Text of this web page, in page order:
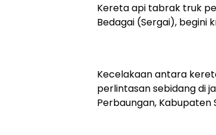
Kereta api tabrak truk
Bedagai (Sergai), begini
Kecelakaan antara
perlintasan sebidang di
Perbaungan, Kabupaten